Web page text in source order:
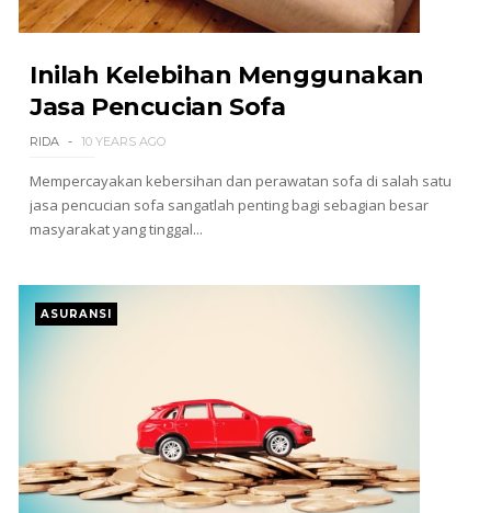
Inilah Kelebihan Menggunakan
Jasa Pencucian Sofa
RIDA 10 YEARS AGO
Mempercayakan kebersihan dan perawatan sofa di salah satu
jasa pencucian sofa sangatlah penting bagi sebagian besar
masyarakat yang tinggal...
ASURANSI